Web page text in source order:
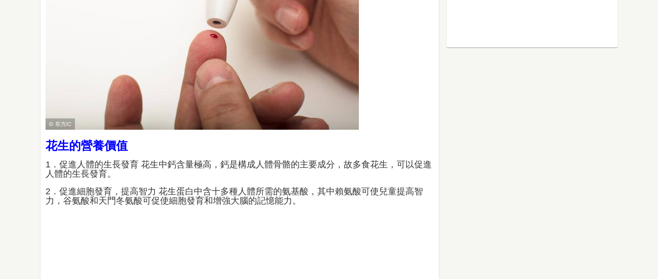
花生的營養價值
1．促進人體的生長發育 花生中鈣含量極高，鈣是構成人體骨骼的主要成分，故多食花生，可以促進
人體的生長發育。
2．促進細胞發育，提高智力 花生蛋白中含十多種人體所需的氨基酸，其中賴氨酸可使兒童提高智
力，谷氨酸和天門冬氨酸可促使細胞發育和增強大腦的記憶能力。